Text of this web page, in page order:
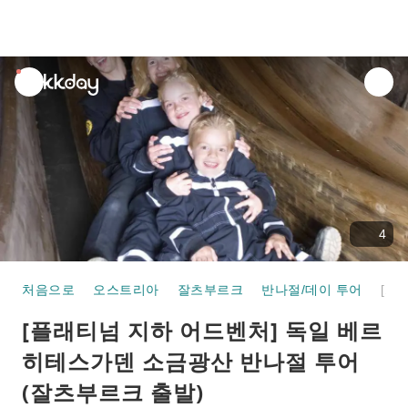
unread
notifications
4
처음으로 오스트리아 잘츠부르크 반나절/데이 투어
[플래티넘 지하 어드벤처] 독일 베르
히테스가덴 소금광산 반나절 투어
(잘츠부르크 출발)